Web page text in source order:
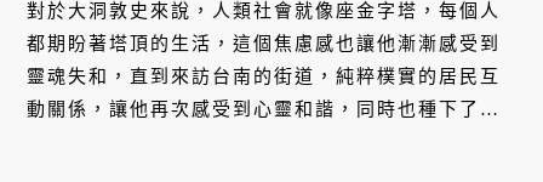
對於大洞敦史來說，人類社會就像座金字塔，每個人
都期盼著塔頂的生活，這個焦慮感也讓他漸漸感受到
靈魂失和，直到來訪台南的街道，純粹樸實的居民互
動關係，讓他再次感受到心靈和諧，同時也種下了移